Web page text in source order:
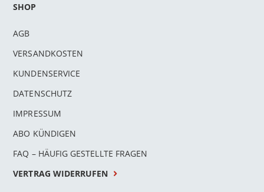
SHOP
AGB
VERSANDKOSTEN
KUNDENSERVICE
DATENSCHUTZ
IMPRESSUM
ABO KÜNDIGEN
FAQ – HÄUFIG GESTELLTE FRAGEN
VERTRAG WIDERRUFEN